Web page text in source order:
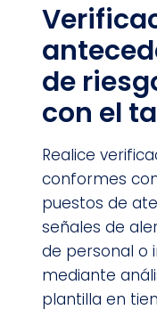
de
con el
Realice
conformes
puestos de
señales de
de personal o
mediante
plantilla en